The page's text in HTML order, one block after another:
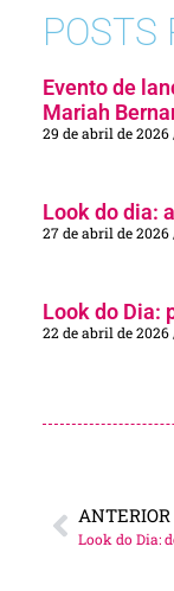
POSTS
Evento de
Mariah
29 de abril de 2026
Look do dia:
27 de abril de 2026
Look do Dia:
22 de abril de 2026
ANTERIOR